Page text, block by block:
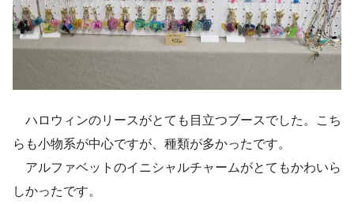
ハロウィンのリースがとても目立つブースでした。こち
らも小物系が中心ですが、種類が多かったです。
アルファベットのイニシャルチャームがとてもかわいら
しかったです。